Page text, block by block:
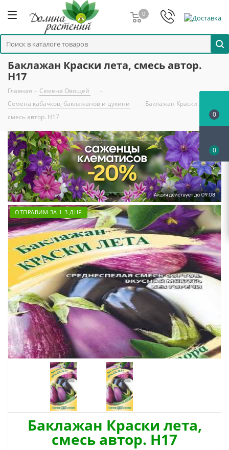
0
Баклажан Краски лета, смесь автор.
Н17
Главная - Семена Овощей
-
Семена кабачков, баклажанов и цукини
- Баклажан Краски лета,
смесь автор. Н17
ОТПРАВИМ ЗА 1-3 ДНЯ
Баклажан Краски лета,
смесь автор. Н17
0
0